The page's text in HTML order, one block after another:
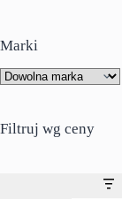
Marki
Filtruj wg ceny